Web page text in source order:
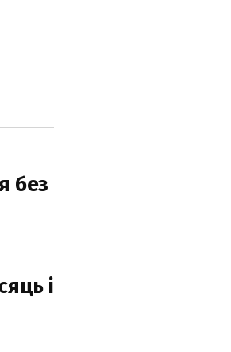
без
і